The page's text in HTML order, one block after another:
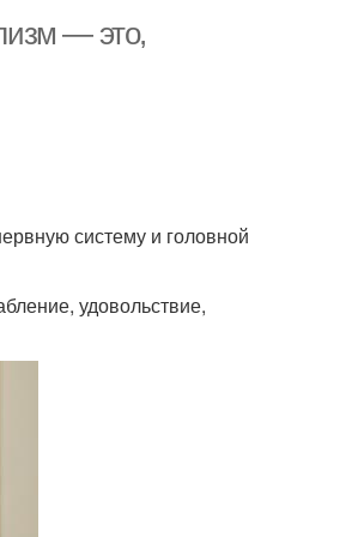
— это,
систему и головной
удовольствие,